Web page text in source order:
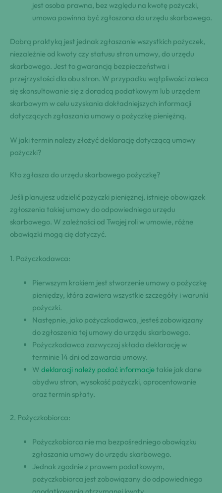
jest osoba prawna, bez względu na kwotę pożyczki,
umowa powinna⁣ być ⁢zgłoszona do urzędu skarbowego.
Dobrą praktyką⁢ jest ‌jednak zgłaszanie ‍wszystkich pożyczek,
niezależnie od kwoty ⁣czy statusu stron ‌umowy, do urzędu
skarbowego. Jest⁢ to ‍gwarancją bezpieczeństwa i
przejrzystości dla obu ‍stron. W przypadku ‍wątpliwości zaleca
się skonsultowanie się z⁣ doradcą ‍podatkowym⁤ lub urzędem
⁤skarbowym w celu uzyskania dokładniejszych informacji
dotyczących zgłaszania umowy o pożyczkę⁣ pieniężną.
W jaki ​termin należy złożyć deklarację dotyczącą umowy
pożyczki?
Kto zgłasza‌ do urzędu skarbowego⁢ pożyczkę?
Jeśli planujesz udzielić pożyczki pieniężnej,⁤ istnieje obowiązek
zgłoszenia takiej⁤ umowy do ‌odpowiedniego urzędu
skarbowego. W‍ zależności ⁤od Twojej roli w‍ umowie, różne
obowiązki mogą cię dotyczyć.
1.⁢ Pożyczkodawca:
Pierwszym krokiem jest stworzenie umowy o pożyczkę
pieniędzy, która zawiera ⁤wszystkie szczegóły ⁣i⁢ warunki
pożyczki.‌ ⁣
Następnie, jako ⁤pożyczkodawca, jesteś ⁣zobowiązany
do ⁣zgłoszenia ⁤tej ‍umowy do urzędu skarbowego.
Pożyczkodawca zazwyczaj składa‌ deklarację w
terminie 14 dni ⁤od ⁣zawarcia umowy.
W deklaracji należy podać informacjetakie jak dane
obydwu stron,⁣ wysokość pożyczki, oprocentowanie‌
oraz ⁢termin spłaty.
2. ⁢Pożyczkobiorca:
Pożyczkobiorca ⁤nie ma bezpośredniego obowiązku
zgłaszania⁤ umowy ‍⁢do urzędu skarbowego.
Jednak⁢ zgodnie z prawem ⁤podatkowym,
pożyczkobiorca jest zobowiązany ‍do odpowiedniego